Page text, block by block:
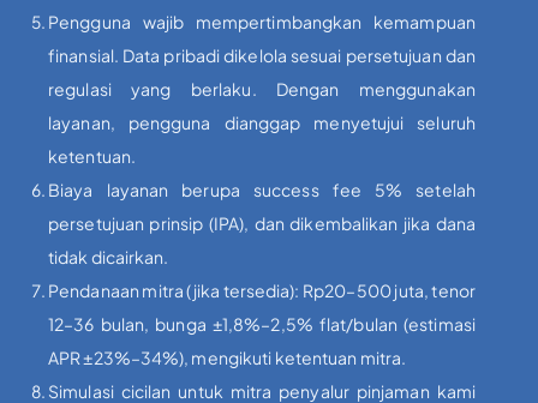
Pengguna wajib mempertimbangkan kemampuan
finansial. Data pribadi dikelola sesuai persetujuan dan
regulasi yang berlaku. Dengan menggunakan
layanan, pengguna dianggap menyetujui seluruh
ketentuan.
Biaya layanan berupa success fee 5% setelah
persetujuan prinsip (IPA), dan dikembalikan jika dana
tidak dicairkan.
Pendanaan mitra (jika tersedia): Rp20–500 juta, tenor
12–36 bulan, bunga ±1,8%–2,5% flat/bulan (estimasi
APR ±23%–34%), mengikuti ketentuan mitra.
Simulasi cicilan untuk mitra penyalur pinjaman kami